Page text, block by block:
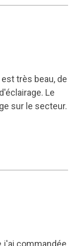
très beau, de
Le
sur le secteur.
j'ai commandée